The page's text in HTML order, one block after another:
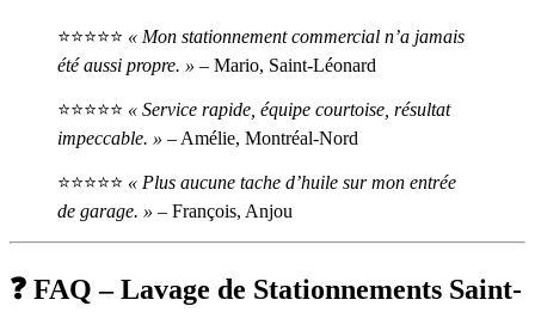
⭐⭐⭐⭐⭐ « Mon stationnement commercial n’a jamais
été aussi propre. » – Mario, Saint-Léonard
⭐⭐⭐⭐⭐ « Service rapide, équipe courtoise, résultat
impeccable. » – Amélie, Montréal-Nord
⭐⭐⭐⭐⭐ « Plus aucune tache d’huile sur mon entrée
de garage. » – François, Anjou
❓ FAQ – Lavage de Stationnements Saint-